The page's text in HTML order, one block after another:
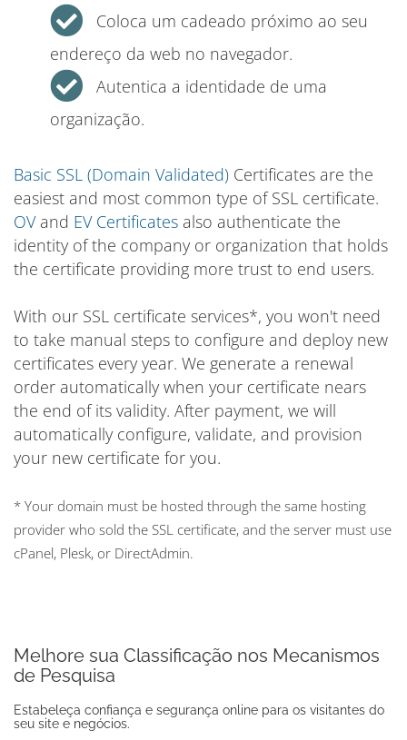
Coloca um cadeado próximo ao seu
endereço da web no navegador.
Autentica a identidade de uma
organização.
Basic SSL (Domain Validated) Certificates are the
easiest and most common type of SSL certificate.
OVand EV Certificates also authenticate the
identity of the company or organization that holds
the certificate providing more trust to end users.
With our SSL certificate services*, you won't need
to take manual steps to configure and deploy new
certificates every year. We generate a renewal
order automatically when your certificate nears
the end of its validity. After payment, we will
automatically configure, validate, and provision
your new certificate for you.
* Your domain must be hosted through the same hosting
provider who sold the SSL certificate, and the server must use
cPanel, Plesk, or DirectAdmin.
Melhore sua Classificação nos Mecanismos
de Pesquisa
Estabeleça confiança e segurança online para os visitantes do
seu site e negócios.